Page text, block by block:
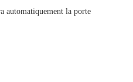
automatiquement la porte